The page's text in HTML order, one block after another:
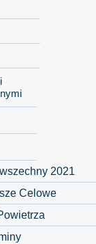
2021
Celowe